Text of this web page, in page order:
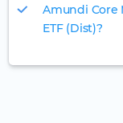
Amundi Core
ETF (Dist)?